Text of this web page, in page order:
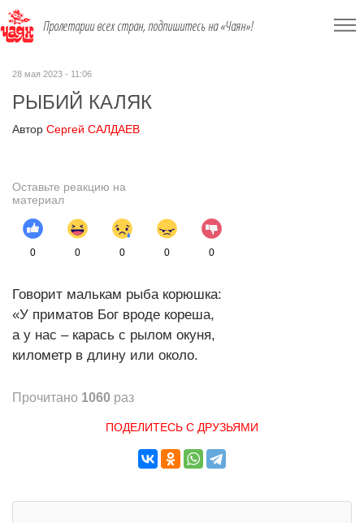
Пролетарии всех стран, подпишитесь на «Чаян»!
28 мая 2023 - 11:06
РЫБИЙ КАЛЯК
Автор Сергей САЛДАЕВ
Оставьте реакцию на
материал
0 0 0 0 0
Говорит малькам рыба корюшка:
«У приматов Бог вроде кореша,
а у нас – карась с рылом окуня,
километр в длину или около.
Прочитано 1060 раз
ПОДЕЛИТЕСЬ С ДРУЗЬЯМИ